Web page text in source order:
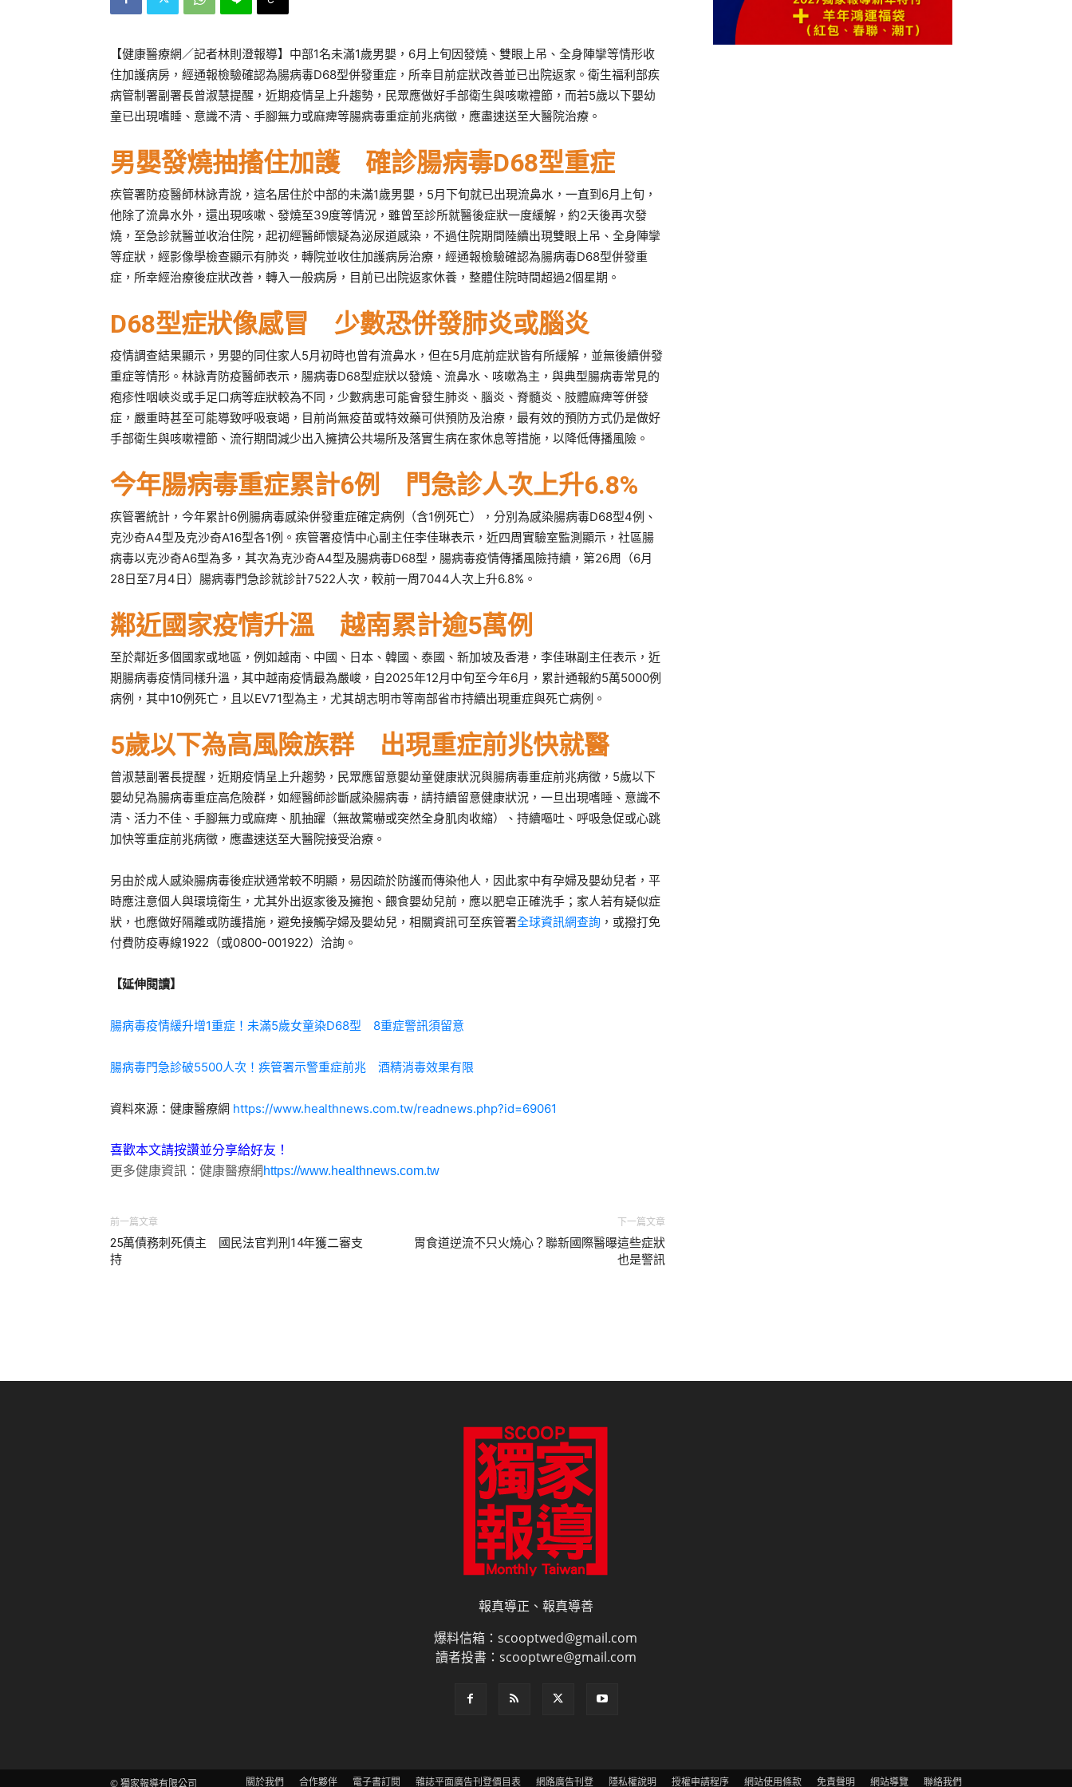
【健康醫療網／記者林則澄報導】中部1名未滿1歲男嬰，6月上旬因發燒、雙眼上吊、全身陣攣等情形收
住加護病房，經通報檢驗確認為腸病毒D68型併發重症，所幸目前症狀改善並已出院返家。衛生福利部疾
病管制署副署長曾淑慧提醒，近期疫情呈上升趨勢，民眾應做好手部衛生與咳嗽禮節，而若5歲以下嬰幼
童已出現嗜睡、意識不清、手腳無力或麻痺等腸病毒重症前兆病徵，應盡速送至大醫院治療。
男嬰發燒抽搐住加護 確診腸病毒D68型重症
疾管署防疫醫師林詠青說，這名居住於中部的未滿1歲男嬰，5月下旬就已出現流鼻水，一直到6月上旬，
他除了流鼻水外，還出現咳嗽、發燒至39度等情況，雖曾至診所就醫後症狀一度緩解，約2天後再次發
燒，至急診就醫並收治住院，起初經醫師懷疑為泌尿道感染，不過住院期間陸續出現雙眼上吊、全身陣攣
等症狀，經影像學檢查顯示有肺炎，轉院並收住加護病房治療，經通報檢驗確認為腸病毒D68型併發重
症，所幸經治療後症狀改善，轉入一般病房，目前已出院返家休養，整體住院時間超過2個星期。
D68型症狀像感冒 少數恐併發肺炎或腦炎
疫情調查結果顯示，男嬰的同住家人5月初時也曾有流鼻水，但在5月底前症狀皆有所緩解，並無後續併發
重症等情形。林詠青防疫醫師表示，腸病毒D68型症狀以發燒、流鼻水、咳嗽為主，與典型腸病毒常見的
疱疹性咽峽炎或手足口病等症狀較為不同，少數病患可能會發生肺炎、腦炎、脊髓炎、肢體麻痺等併發
症，嚴重時甚至可能導致呼吸衰竭，目前尚無疫苗或特效藥可供預防及治療，最有效的預防方式仍是做好
手部衛生與咳嗽禮節、流行期間減少出入擁擠公共場所及落實生病在家休息等措施，以降低傳播風險。
今年腸病毒重症累計6例 門急診人次上升6.8%
疾管署統計，今年累計6例腸病毒感染併發重症確定病例（含1例死亡），分別為感染腸病毒D68型4例、
克沙奇A4型及克沙奇A16型各1例。疾管署疫情中心副主任李佳琳表示，近四周實驗室監測顯示，社區腸
病毒以克沙奇A6型為多，其次為克沙奇A4型及腸病毒D68型，腸病毒疫情傳播風險持續，第26周（6月
28日至7月4日）腸病毒門急診就診計7522人次，較前一周7044人次上升6.8%。
鄰近國家疫情升溫 越南累計逾5萬例
至於鄰近多個國家或地區，例如越南、中國、日本、韓國、泰國、新加坡及香港，李佳琳副主任表示，近
期腸病毒疫情同樣升溫，其中越南疫情最為嚴峻，自2025年12月中旬至今年6月，累計通報約5萬5000例
病例，其中10例死亡，且以EV71型為主，尤其胡志明市等南部省市持續出現重症與死亡病例。
5歲以下為高風險族群 出現重症前兆快就醫
曾淑慧副署長提醒，近期疫情呈上升趨勢，民眾應留意嬰幼童健康狀況與腸病毒重症前兆病徵，5歲以下
嬰幼兒為腸病毒重症高危險群，如經醫師診斷感染腸病毒，請持續留意健康狀況，一旦出現嗜睡、意識不
清、活力不佳、手腳無力或麻痺、肌抽躍（無故驚嚇或突然全身肌肉收縮）、持續嘔吐、呼吸急促或心跳
加快等重症前兆病徵，應盡速送至大醫院接受治療。
另由於成人感染腸病毒後症狀通常較不明顯，易因疏於防護而傳染他人，因此家中有孕婦及嬰幼兒者，平
時應注意個人與環境衛生，尤其外出返家後及擁抱、餵食嬰幼兒前，應以肥皂正確洗手；家人若有疑似症
狀，也應做好隔離或防護措施，避免接觸孕婦及嬰幼兒，相關資訊可至疾管署全球資訊網查詢 ，或撥打免
付費防疫專線1922（或0800-001922）洽詢。
【延伸閱讀】
腸病毒疫情緩升增1重症！未滿5歲女童染D68型 8重症警訊須留意
腸病毒門急診破5500人次！疾管署示警重症前兆 酒精消毒效果有限
資料來源：健康醫療網 https://www.healthnews.com.tw/readnews.php?id=69061
喜歡本文請按讚並分享給好友！
更多健康資訊：健康醫療網 https://www.healthnews.com.tw
前一篇文章
25萬債務刺死債主 國民法官判刑14年獲二審支
持
下一篇文章
胃食道逆流不只火燒心？聯新國際醫曝這些症狀
也是警訊
報真導正、報真導善
爆料信箱：scooptwed@gmail.com
讀者投書：scooptwre@gmail.com
關於我們 合作夥伴 電子書訂閱 雜誌平面廣告刊登價目表 網路廣告刊登 隱私權說明 授權申請程序 網站使用條款 免責聲明 網站導覽 聯絡我們
© 獨家報導有限公司